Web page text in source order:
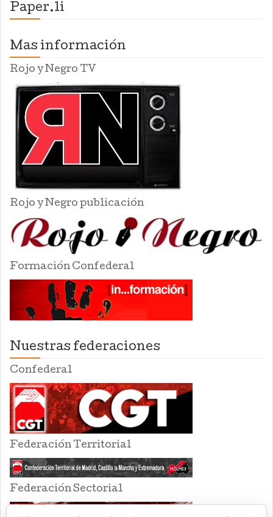
Paper.li
Mas información
Rojo y Negro TV
Rojo y Negro publicación
Formación Confederal
Nuestras federaciones
Confederal
Federación Territorial
Federación Sectorial